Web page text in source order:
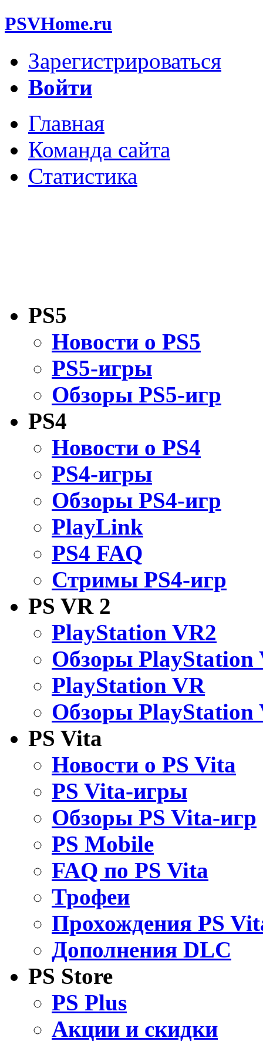
PSVHome.ru
Зарегистрироваться
Войти
Главная
Команда сайта
Статистика
PS5
Новости о PS5
PS5-игры
Обзоры PS5-игр
PS4
Новости о PS4
PS4-игры
Обзоры PS4-игр
PlayLink
PS4 FAQ
Стримы PS4-игр
PS VR 2
PlayStation VR2
Обзоры PlayStation
PlayStation VR
Обзоры PlayStation
PS Vita
Новости о PS Vita
PS Vita-игры
Обзоры PS Vita-игр
PS Mobile
FAQ по PS Vita
Трофеи
Прохождения PS
Дополнения DLC
PS Store
PS Plus
Акции и скидки